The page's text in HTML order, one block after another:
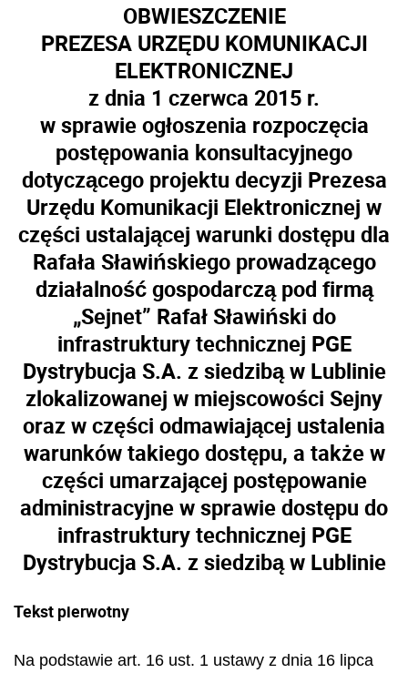
OBWIESZCZENIE
PREZESA URZĘDU KOMUNIKACJI
ELEKTRONICZNEJ
z dnia 1 czerwca 2015 r.
w sprawie ogłoszenia rozpoczęcia
postępowania konsultacyjnego
dotyczącego projektu decyzji Prezesa
Urzędu Komunikacji Elektronicznej w
części ustalającej warunki dostępu dla
Rafała Sławińskiego prowadzącego
działalność gospodarczą pod firmą
„Sejnet” Rafał Sławiński do
infrastruktury technicznej PGE
Dystrybucja S.A. z siedzibą w Lublinie
zlokalizowanej w miejscowości Sejny
oraz w części odmawiającej ustalenia
warunków takiego dostępu, a także w
części umarzającej postępowanie
administracyjne w sprawie dostępu do
infrastruktury technicznej PGE
Dystrybucja S.A. z siedzibą w Lublinie
Tekst pierwotny
Na podstawie art. 16 ust. 1 ustawy z dnia 16 lipca